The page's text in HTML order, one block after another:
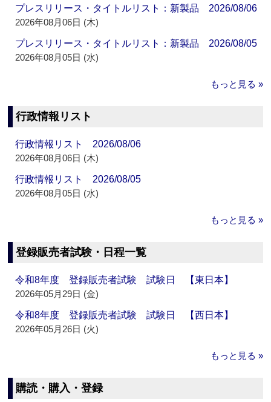
プレスリリース・タイトルリスト：新製品 2026/08/06
2026年08月06日 (木)
プレスリリース・タイトルリスト：新製品 2026/08/05
2026年08月05日 (水)
もっと見る »
行政情報リスト
行政情報リスト 2026/08/06
2026年08月06日 (木)
行政情報リスト 2026/08/05
2026年08月05日 (水)
もっと見る »
登録販売者試験・日程一覧
令和8年度 登録販売者試験 試験日 【東日本】
2026年05月29日 (金)
令和8年度 登録販売者試験 試験日 【西日本】
2026年05月26日 (火)
もっと見る »
購読・購入・登録